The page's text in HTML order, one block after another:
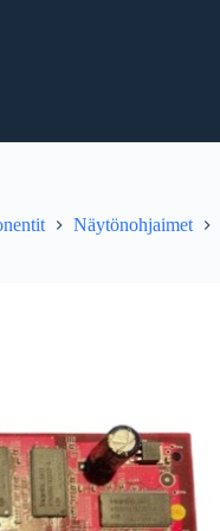
Näytönohjaimet